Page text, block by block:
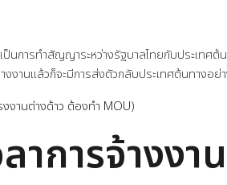
ป็นการทำสัญญาระหว่างรัฐบาลไทยกับประเทศ
งงานแล้วก็จะมีการส่งตัวกลับประเทศต้นทางอ
งงานต่างด้าว ต้องทำ MOU)
ลาการจ้างง